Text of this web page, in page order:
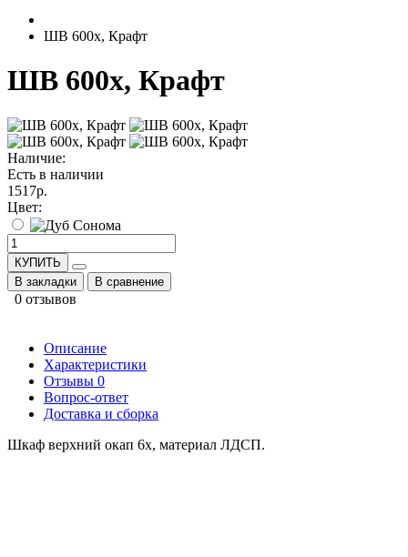
ШВ 600х, Крафт
ШВ 600х, Крафт
Наличие:
Есть в наличии
1517р.
Цвет:
КУПИТЬ
В закладки
В сравнение
0 отзывов
Описание
Характеристики
Отзывы 0
Вопрос-ответ
Доставка и сборка
Шкаф верхний окап 6х, материал ЛДСП.